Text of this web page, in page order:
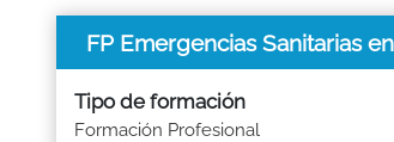
FP Emergencias Sanitarias
Tipo de formación
Formación Profesional